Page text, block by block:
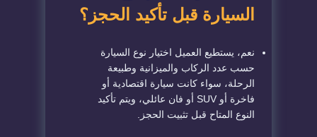
السيارة قبل تأكيد الحجز؟
نعم، يستطيع العميل اختيار نوع السيارة
حسب عدد الركاب والميزانية وطبيعة
الرحلة، سواء كانت سيارة اقتصادية أو
فاخرة أو SUV أو فان عائلي، ويتم تأكيد
النوع المتاح قبل تثبيت الحجز.